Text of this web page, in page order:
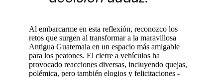
Al embarcarme en esta reflexión, reconozco los
retos que surgen al transformar a la maravillosa
Antigua Guatemala en un espacio más amigable
para los peatones. El cierre a vehículos ha
provocado reacciones diversas, incluyendo quejas,
polémica, pero también elogios y felicitaciones -